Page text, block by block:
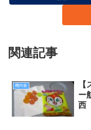
関連記事
機内食
ー
西